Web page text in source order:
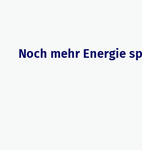
Noch mehr Energie